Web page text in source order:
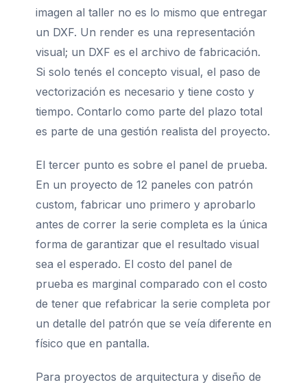
imagen al taller no es lo mismo que entregar
un DXF. Un render es una representación
visual; un DXF es el archivo de fabricación.
Si solo tenés el concepto visual, el paso de
vectorización es necesario y tiene costo y
tiempo. Contarlo como parte del plazo total
es parte de una gestión realista del proyecto.
El tercer punto es sobre el panel de prueba.
En un proyecto de 12 paneles con patrón
custom, fabricar uno primero y aprobarlo
antes de correr la serie completa es la única
forma de garantizar que el resultado visual
sea el esperado. El costo del panel de
prueba es marginal comparado con el costo
de tener que refabricar la serie completa por
un detalle del patrón que se veía diferente en
físico que en pantalla.
Para proyectos de arquitectura y diseño de